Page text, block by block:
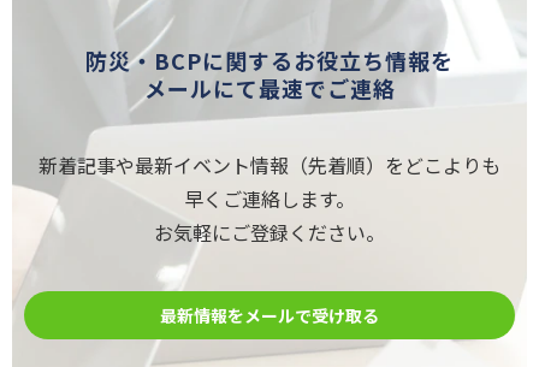
防災・BCPに関するお役立ち情報を
メールにて最速でご連絡
新着記事や最新イベント情報（先着順）をどこよりも
早くご連絡します。
お気軽にご登録ください。
最新情報をメールで受け取る